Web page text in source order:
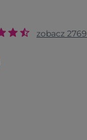
zobacz 2769